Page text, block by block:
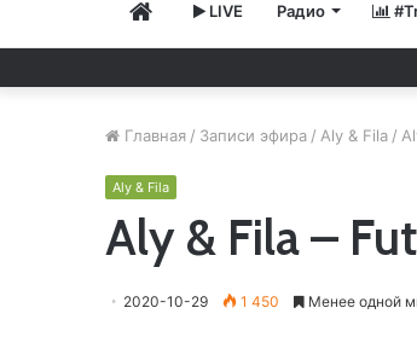
ГлавнаяLIVE Радио
Главная / Записи эфира / Aly & Fila /
Aly & Fila
Aly & Fila –
2020-10-29 1 450 Менее одной